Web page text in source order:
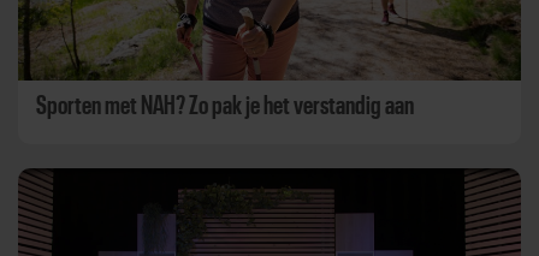
Sporten met NAH? Zo pak je het verstandig aan